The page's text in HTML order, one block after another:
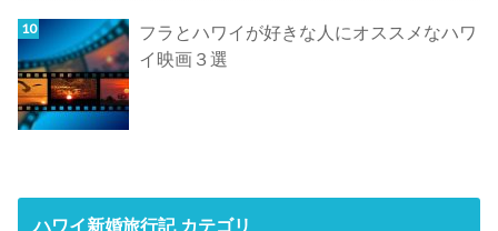
フラとハワイが好きな人にオススメなハワ
イ映画３選
ハワイ新婚旅行記 カテゴリ